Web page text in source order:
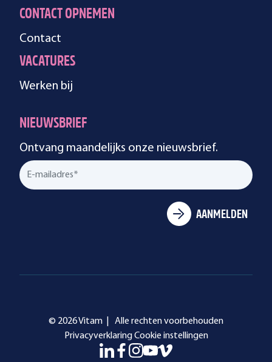
CONTACT OPNEMEN
Contact
VACATURES
Werken bij
NIEUWSBRIEF
Ontvang maandelijks onze nieuwsbrief.
© 2026 Vitam |
Alle rechten voorbehouden
Privacyverklaring Cookie instellingen